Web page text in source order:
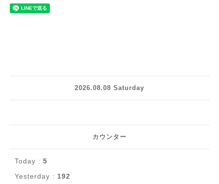
2026.08.08 Saturday
カウンター
Today : 5
Yesterday : 192